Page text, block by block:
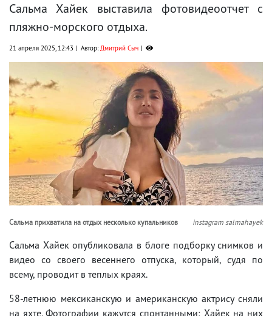
Сальма Хайек выставила фотовидеоотчет с
пляжно-морского отдыха.
21 апреля 2025, 12:43 Автор:Дмитрий Сыч
Сальма прихватила на отдых несколько купальников instagram salmahayek
Сальма Хайек опубликовала в блоге подборку снимков и
видео со своего весеннего отпуска, который, судя по
всему, проводит в теплых краях.
58-летнюю мексиканскую и американскую актрису сняли
на яхте. Фотографии кажутся спонтанными: Хайек на них